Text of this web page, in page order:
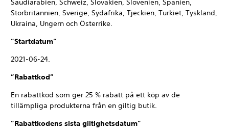
Saudiarabien, Schweiz, Slovakien, Slovenien, Spanien,
Storbritannien, Sverige, Sydafrika, Tjeckien, Turkiet, Tyskland,
Ukraina, Ungern och Österrike.
”Startdatum”
2021-06-24.
”Rabattkod”
En rabattkod som ger 25 % rabatt på ett köp av de
tillämpliga produkterna från en giltig butik.
”Rabattkodens sista giltighetsdatum”